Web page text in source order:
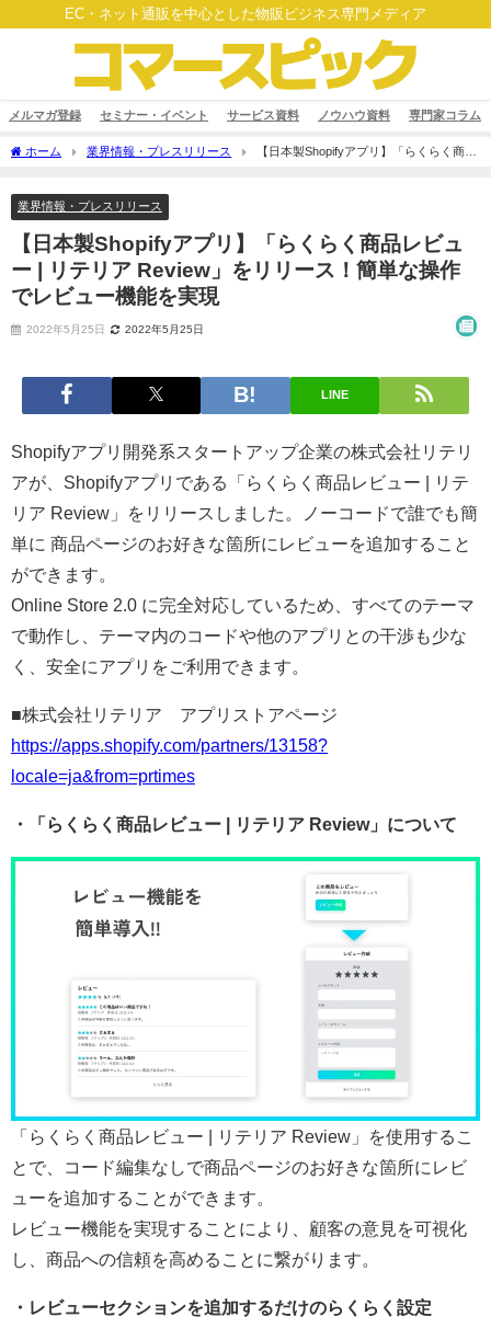
EC・ネット通販を中心とした物販ビジネス専門メディア
メルマガ登録 セミナー・イベント サービス資料 ノウハウ資料 専門家コラム
ホーム 業界情報・プレスリリース
【日本製Shopifyアプリ】「らくらく商品
業界情報・プレスリリース
【日本製Shopifyアプリ】「らくらく商品レビュ
ー | リテリア Review」をリリース！簡単な操作
でレビュー機能を実現
2022年5月25日 2022年5月25日
LINE
Shopifyアプリ開発系スタートアップ企業の株式会社リテリ
アが、Shopifyアプリである「らくらく商品レビュー | リテ
リア Review」をリリースしました。ノーコードで誰でも簡
単に 商品ページのお好きな箇所にレビューを追加すること
ができます。
Online Store 2.0 に完全対応しているため、すべてのテーマ
で動作し、テーマ内のコードや他のアプリとの干渉も少な
く、安全にアプリをご利用できます。
■株式会社リテリア アプリストアページ
https://apps.shopify.com/partners/13158?
locale=ja&from=prtimes
・「らくらく商品レビュー | リテリア Review」について
「らくらく商品レビュー | リテリア Review」を使用するこ
とで、コード編集なしで商品ページのお好きな箇所にレビ
ューを追加することができます。
レビュー機能を実現することにより、顧客の意見を可視化
し、商品への信頼を高めることに繋がります。
・レビューセクションを追加するだけのらくらく設定